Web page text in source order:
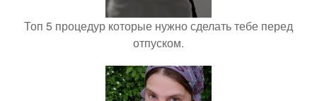
Топ 5 процедур которые нужно сделать тебе перед
отпуском.